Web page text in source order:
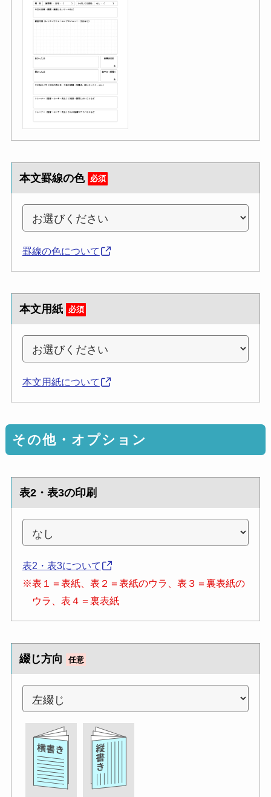
本文罫線の色 必須
罫線の色について
本文用紙 必須
本文用紙について
その他・オプション
表2・表3の印刷
表2・表3について
※表１＝表紙、表２＝表紙のウラ、表３＝裏表紙の
ウラ、表４＝裏表紙
綴じ方向 任意